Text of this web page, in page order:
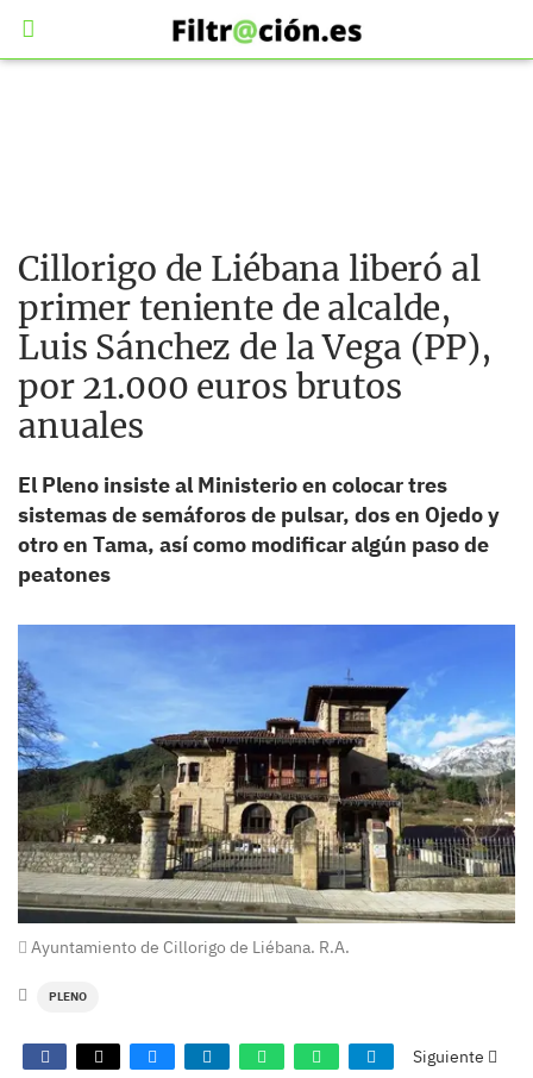
Cillorigo de Liébana liberó al
primer teniente de alcalde,
Luis Sánchez de la Vega (PP),
por 21.000 euros brutos
anuales
El Pleno insiste al Ministerio en colocar tres
sistemas de semáforos de pulsar, dos en Ojedo y
otro en Tama, así como modificar algún paso de
peatones
Ayuntamiento de Cillorigo de Liébana. R.A.
PLENO
Siguiente